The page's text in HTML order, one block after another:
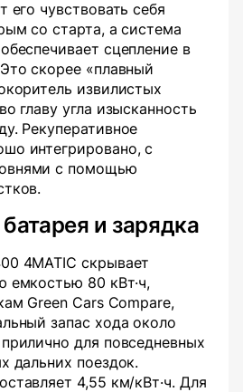
его чувствовать себя
со старта, а система
сцепление в
скорее «плавный
извилистых
главу угла изысканность
Рекуперативное
интегрировано, с
с помощью
и зарядка
4MATIC скрывает
емкостью 80 кВт·ч,
Green Cars Compare,
запас хода около
для повседневных
дальних поездок.
4,55 км/кВт·ч. Для